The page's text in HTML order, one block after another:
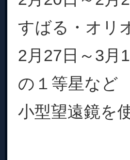
すばる・オリ
2月27日～3月
の１等星など
小型望遠鏡を